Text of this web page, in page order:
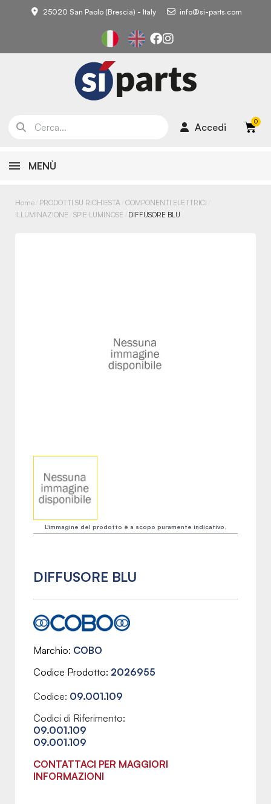
25020 San Paolo (Brescia) - Italy info@si-parts.com
Accedi
MENÙ
Home PRODOTTI SU RICHIESTA COMPONENTI ELETTRICI
ILLUMINAZIONE SPIE LUMINOSE DIFFUSORE BLU
L'immagine del prodotto è a scopo puramente indicativo.
DIFFUSORE BLU
Marchio COBO
Codice Prodotto 2026955
Codice: 09.001.109
Codici di Riferimento:
09.001.109
09.001.109
CONTATTACI PER MAGGIORI
INFORMAZIONI